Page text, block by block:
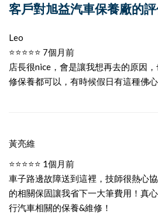
客戶對旭益汽車保養廠的
Leo
⭐⭐⭐⭐⭐ 7個月前
店長很nice，會是讓我想再去的原因
修保養都可以，有時候假日有這種佛
黃亮維
⭐⭐⭐⭐⭐ 1個月前
車子路邊故障送到這裡，技師很熱心
的相關保固讓我省下一大筆費用！真
行汽車相關的保養&維修！